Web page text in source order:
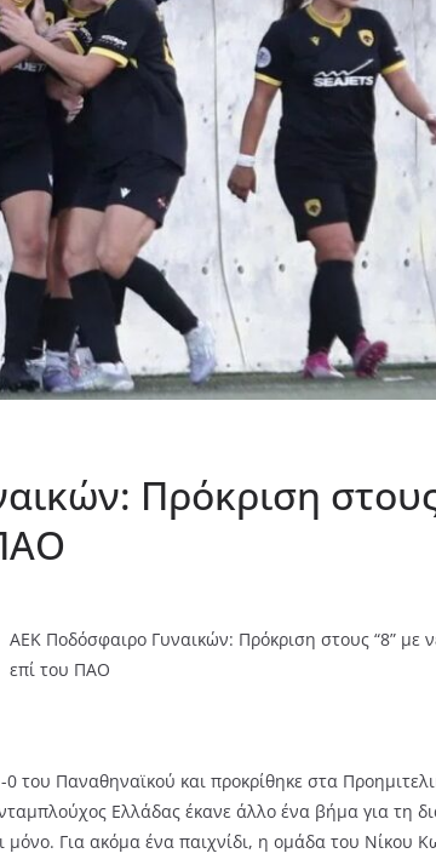
Πρόκριση στους
ΑΕΚ Ποδόσφαιρο Γυναικών: Πρόκριση στους “8” με
επί του ΠΑΟ
του Παναθηναϊκού και προκρίθηκε στα
Ελλάδας έκανε άλλο ένα βήμα για τη
μόνο. Για ακόμα ένα παιχνίδι, η ομάδα του Νίκου